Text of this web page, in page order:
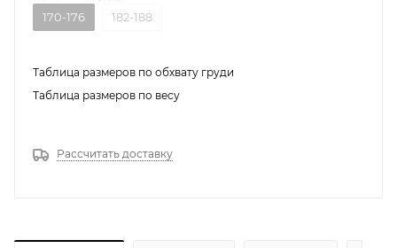
170-176
182-188
Таблица размеров по обхвату груди
Таблица размеров по весу
Рассчитать доставку